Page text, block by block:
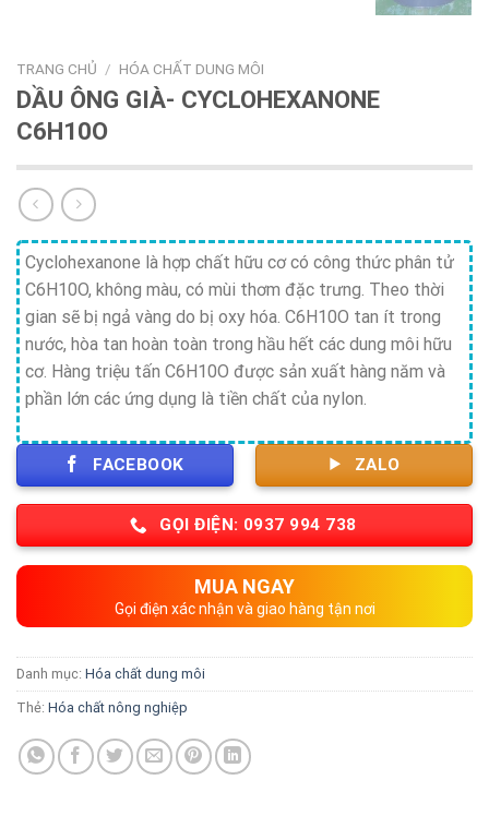
TRANG CHỦ / HÓA CHẤT DUNG MÔI
DẦU ÔNG GIÀ- CYCLOHEXANONE
C6H10O
Cyclohexanone là hợp chất hữu cơ có công thức phân tử
C6H10O, không màu, có mùi thơm đặc trưng. Theo thời
gian sẽ bị ngả vàng do bị oxy hóa. C6H10O tan ít trong
nước, hòa tan hoàn toàn trong hầu hết các dung môi hữu
cơ. Hàng triệu tấn C6H10O được sản xuất hàng năm và
phần lớn các ứng dụng là tiền chất của nylon.
FACEBOOK ZALO
GỌI ĐIỆN: 0937 994 738
MUA NGAY
Gọi điện xác nhận và giao hàng tận nơi
Danh mục: Hóa chất dung môi
Thẻ: Hóa chất nông nghiệp